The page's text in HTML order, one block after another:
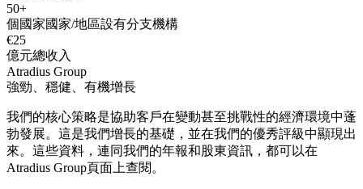
50+
個國家國家/地區設有分支機構
€25
億元總收入
Atradius Group
強勁、穩健、有機增長
我們的核心策略是協助客戶在變動甚至挑戰性的經濟環境中蓬
勃發展。這是我們增長的基礎，並在我們的優秀評級中顯現出
來。這些資料，連同我們的年報和股東資訊，都可以在
Atradius Group頁面上查閱。